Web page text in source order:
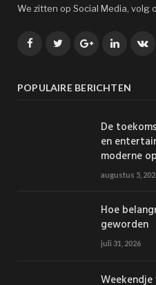
We zitten op Social Media, volg
FacebookTwitterGoogle+LinkedIn
POPULAIRE BERICHTEN
De
en
moderne
augustus 5,
Hoe
geworden
juli 31, 2026